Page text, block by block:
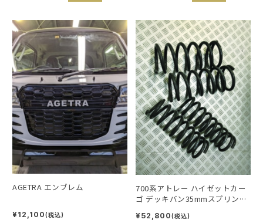
AGETRA エンブレム
¥12,100(税込)
700系アトレー ハイゼットカー
ゴ デッキバン35mmスプリング
¥52,800(税込)